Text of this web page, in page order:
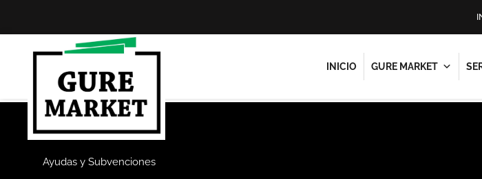
INICIO GURE MARKET
Ayudas y Subvenciones